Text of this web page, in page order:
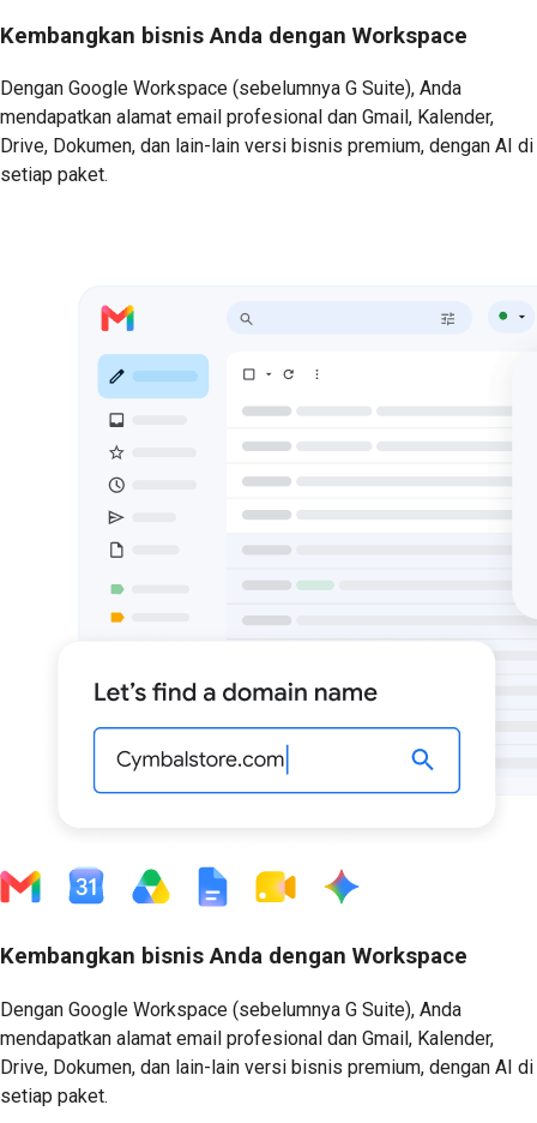
Kembangkan bisnis Anda dengan Workspace
Dengan Google Workspace (sebelumnya G Suite), Anda
mendapatkan alamat email profesional dan Gmail, Kalender,
Drive, Dokumen, dan lain-lain versi bisnis premium, dengan AI di
setiap paket.
Kembangkan bisnis Anda dengan Workspace
Dengan Google Workspace (sebelumnya G Suite), Anda
mendapatkan alamat email profesional dan Gmail, Kalender,
Drive, Dokumen, dan lain-lain versi bisnis premium, dengan AI di
setiap paket.